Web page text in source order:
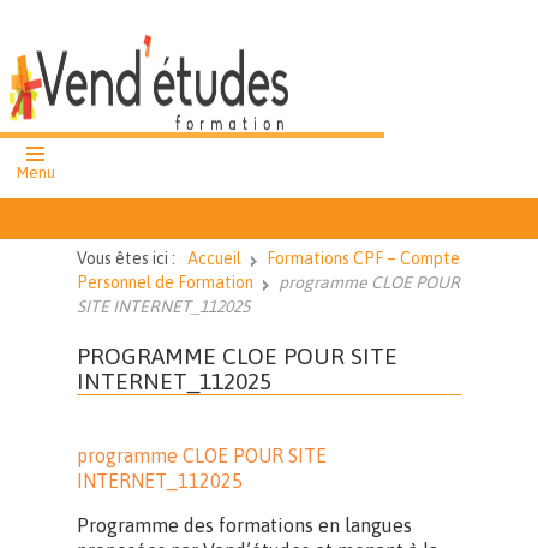
formation
cours et ateliers
collectifs
27
Vous êtes ici : Accueil
Formations CPF – Compte
Personnel de Formation
programme CLOE POUR
SITE INTERNET_112025
PROGRAMME CLOE POUR SITE
INTERNET_112025
programme CLOE POUR SITE
INTERNET_112025
Programme des formations en langues
Menu